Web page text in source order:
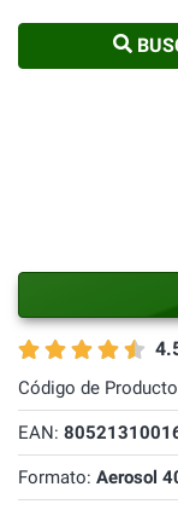
Código de
EAN:
Formato: Aerosol